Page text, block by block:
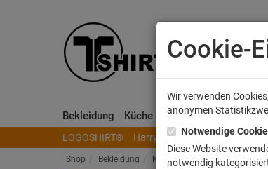
Bekleidung Küche & Wohnen Sammeln
LOGOSHIRT® Harry Potter Herr der Ringe
Shop Bekleidung Kinder T-Shirts
Cookie-
Wir verwenden
anonymen
Notwendige
Diese Website
notwendig